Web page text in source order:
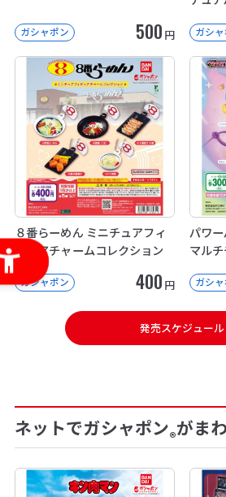
ガシャポン 500 円 ガシ
８番らーめん ミニチュアフィ
ギュアチャームコレクション
ガシャポン 400 円
パワ
マル
ガシ
発売スケジュール
ネットでガシャポン®がま